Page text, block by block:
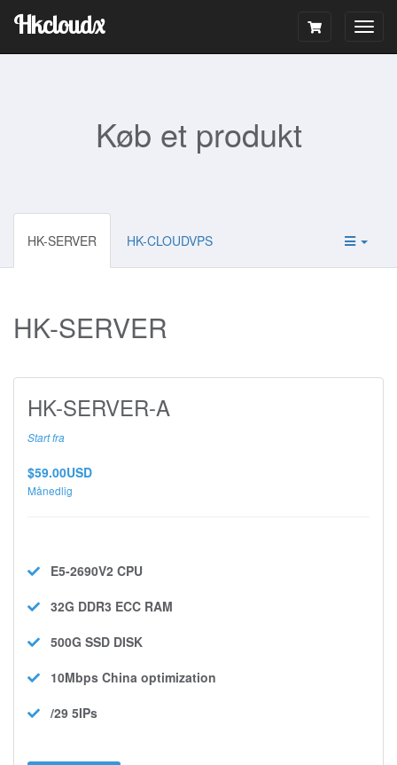
Hkcloudx
Køb et produkt
HK-SERVER HK-CLOUDVPS
HK-SERVER
HK-SERVER-A
Start fra
$59.00USD
Månedlig
E5-2690V2 CPU
32G DDR3 ECC RAM
500G SSD DISK
10Mbps China optimization
/29 5IPs